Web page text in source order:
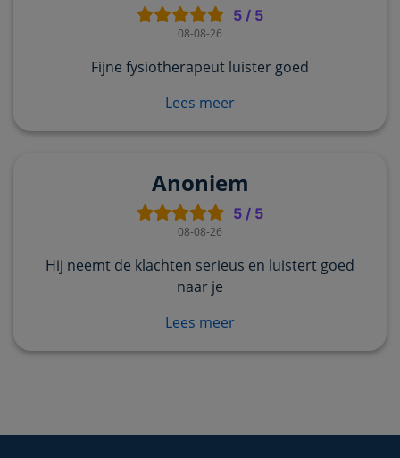
5 / 5
08-08-26
Fijne fysiotherapeut luister goed
Lees meer
Anoniem
5 / 5
08-08-26
Hij neemt de klachten serieus en luistert goed
naar je
Lees meer